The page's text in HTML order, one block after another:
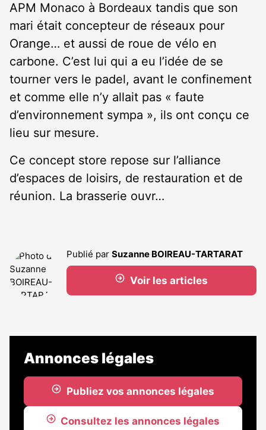
APM Monaco à Bordeaux tandis que son
mari était concepteur de réseaux pour
Orange… et aussi de roue de vélo en
carbone. C’est lui qui a eu l’idée de se
tourner vers le padel, avant le confinement
et comme elle n’y allait pas « faute
d’environnement sympa », ils ont conçu ce
lieu sur mesure.
Ce concept store repose sur l’alliance
d’espaces de loisirs, de restauration et de
réunion. La brasserie ouvr…
Publié par Suzanne BOIREAU-TARTARAT
Voir les articles
Annonces légales
Publiez vos annonces légales
Consultez les annonces légales